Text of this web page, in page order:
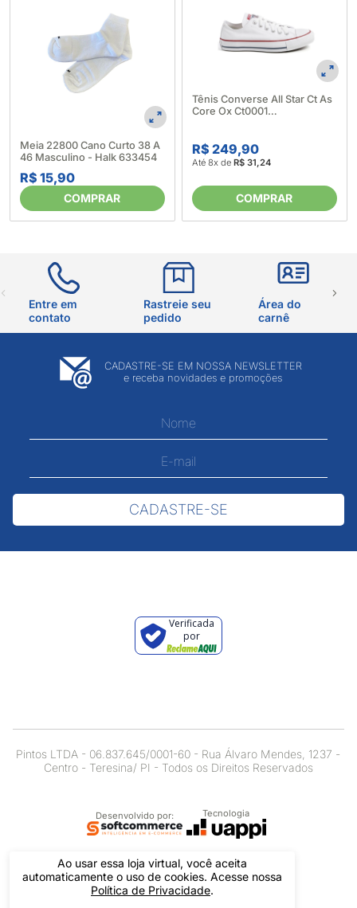
Meia 22800 Cano Curto 38 A
46 Masculino - Halk 633454
R$ 15,90
COMPRAR
Tênis Converse All Star Ct As
Core Ox Ct0001
R$ 249,90
Até 8x de R$ 31,24
COMPRAR
Ao usar essa loja virtual, você aceita
automaticamente o uso de cookies. Acesse nossa
Política de Privacidade.
Entre em
contato
Rastreie seu
pedido
Área do
carnê
CADASTRE-SE EM NOSSA NEWSLETTER
e receba novidades e promoções
CADASTRE-SE
Verificada
por
Pintos LTDA - 06.837.645/0001-60 - Rua Álvaro Mendes, 1237 -
Centro - Teresina/ PI - Todos os Direitos Reservados
Desenvolvido por: Tecnologia